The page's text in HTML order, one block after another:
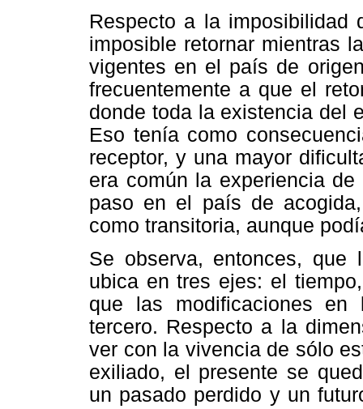
Respecto a la imposibilidad
imposible retornar mientras
vigentes en el país de
frecuentemente a que el
donde toda la existencia del
Eso tenía como
receptor, y una mayor
era común la experiencia
paso en el país de
como transitoria, aunque
Se observa, entonces, que
ubica en tres ejes: el
que las modificaciones
tercero. Respecto a la
ver con la vivencia de sólo
exiliado, el presente se
un pasado perdido y un